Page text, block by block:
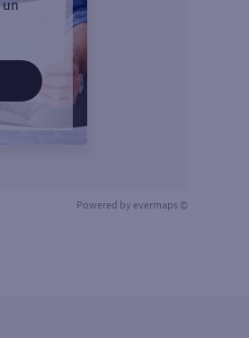
un
Powered by evermaps ©